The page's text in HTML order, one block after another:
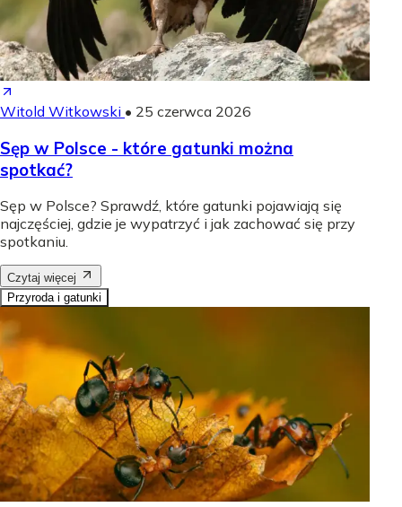
Witold Witkowski • 25 czerwca 2026
Sęp w Polsce - które gatunki można
spotkać?
Sęp w Polsce? Sprawdź, które gatunki pojawiają się
najczęściej, gdzie je wypatrzyć i jak zachować się przy
spotkaniu.
Czytaj więcej
Przyroda i gatunki